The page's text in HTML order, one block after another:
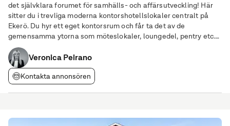
det självklara forumet för samhälls- och affärsutveckling! Här
sitter du i trevliga moderna kontorshotellslokaler centralt på
Ekerö. Du hyr ett eget kontorsrum och får ta det av de
gemensamma ytorna som möteslokaler, loungedel, pentry etc.
Detta är ypperligt för dig som vill slippa pendling och köa till
stan dagligen. Kontorshotellet
Veronica Peirano
Kontakta annonsören